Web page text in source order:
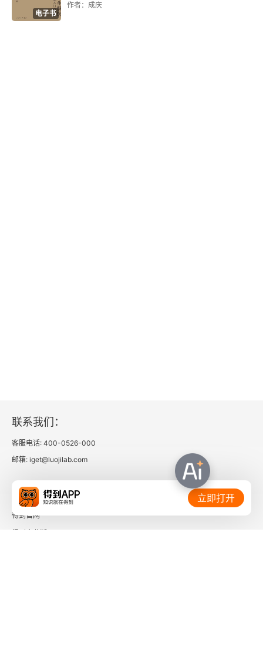
第二十九章 秦之统一
第九章 佛教之盛兴
第十章 佛教之反动
电子书
作者：成庆
联系我们：
客服电话: 400-0526-000
邮箱: iget@luojilab.com
相关链接：
得到官网
立即打开